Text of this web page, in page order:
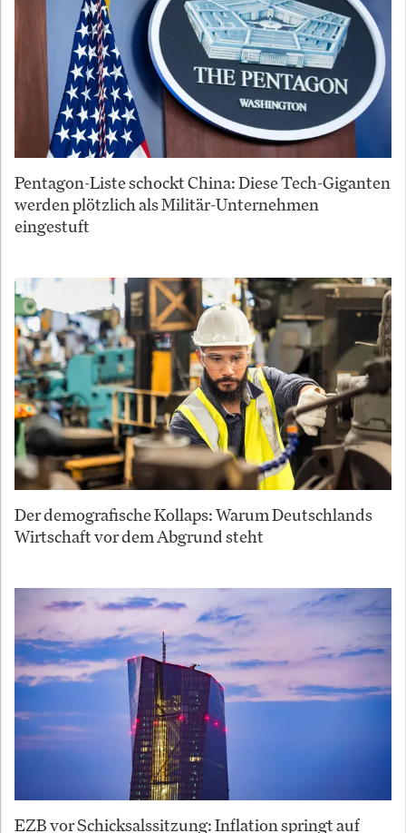
Pentagon-Liste schockt China: Diese Tech-Giganten
werden plötzlich als Militär-Unternehmen
eingestuft
Der demografische Kollaps: Warum Deutschlands
Wirtschaft vor dem Abgrund steht
EZB vor Schicksalssitzung: Inflation springt auf